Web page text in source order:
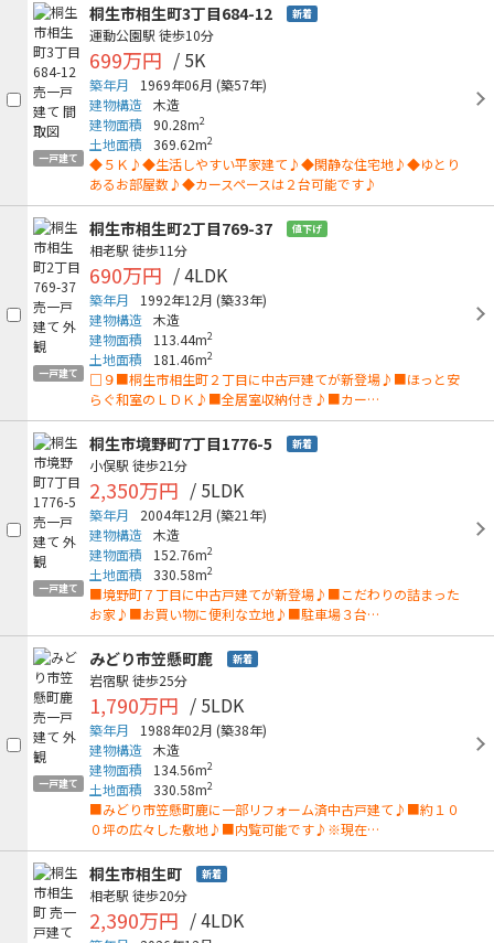
一戸建て
桐生市相生町3丁目684-12 新着
運動公園駅 徒歩10分
699万円 / 5K
築年月 1969年06月 (築57年)
建物構造 木造
建物面積
90.28m2
土地面積 369.62m2
◆５Ｋ♪◆生活しやすい平家建て♪◆閑静な住宅地♪◆ゆとり
あるお部屋数♪◆カースペースは２台可能です♪
一戸建て
桐生市相生町2丁目769-37 値下げ
相老駅 徒歩11分
690万円 / 4LDK
築年月 1992年12月 (築33年)
建物構造 木造
建物面積
113.44m2
土地面積 181.46m2
□９■桐生市相生町２丁目に中古戸建てが新登場♪■ほっと安
らぐ和室のＬＤＫ♪■全居室収納付き♪■カー…
一戸建て
桐生市境野町7丁目1776-5 新着
小俣駅 徒歩21分
2,350万円 / 5LDK
築年月 2004年12月 (築21年)
建物構造 木造
建物面積
152.76m2
土地面積 330.58m2
■境野町７丁目に中古戸建てが新登場♪■こだわりの詰まった
お家♪■お買い物に便利な立地♪■駐車場３台…
一戸建て
みどり市笠懸町鹿 新着
岩宿駅 徒歩25分
1,790万円 / 5LDK
築年月 1988年02月 (築38年)
建物構造 木造
建物面積
134.56m2
土地面積 330.58m2
■みどり市笠懸町鹿に一部リフォーム済中古戸建て♪■約１０
０坪の広々した敷地♪■内覧可能です♪※現在…
桐生市相生町 新着
相老駅 徒歩20分
2,390万円 / 4LDK